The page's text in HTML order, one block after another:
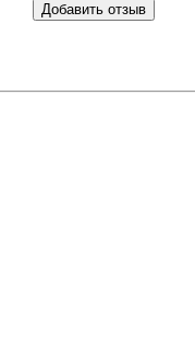
Добавить отзыв